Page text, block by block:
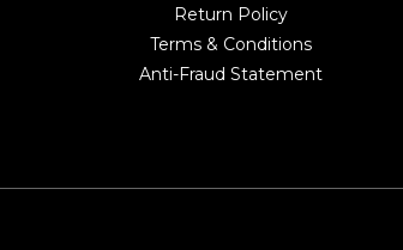
Return Policy
Terms & Conditions
Anti-Fraud Statement